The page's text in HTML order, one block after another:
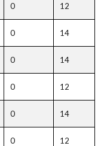
0 12
0 14
0 14
0 12
0 14
0 12